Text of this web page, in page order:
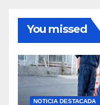
You missed
NOTICIA DESTACADA